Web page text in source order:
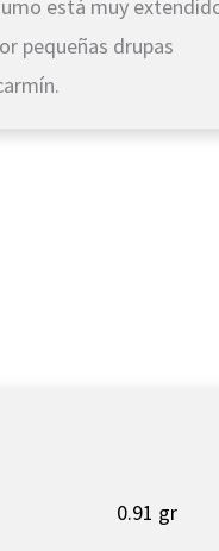
está muy
pequeñas drupas
0.91 gr